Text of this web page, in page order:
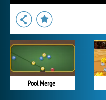
Pool Merge